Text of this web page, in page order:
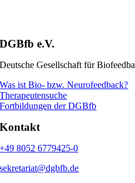
DGBfb e.V.
Deutsche Gesellschaft für
Was ist Bio- bzw. Neurofeedback?
Therapeutensuche
Fortbildungen der DGBfb
Kontakt
+49 8052 6779425-0
sekretariat@dgbfb.de